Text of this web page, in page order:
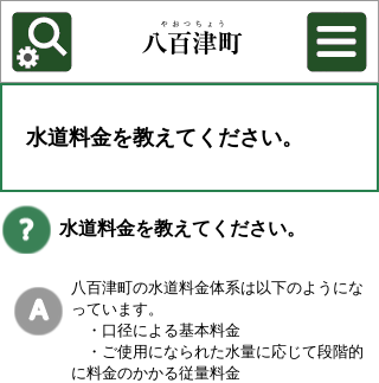
各種機能
背景色を変更する
水道料金を教えてください。
水道料金を教えてください。
八百津町の水道料金体系は以下のようにな
っています。
・口径による基本料金
・ご使用になられた水量に応じて段階的
に料金のかかる従量料金